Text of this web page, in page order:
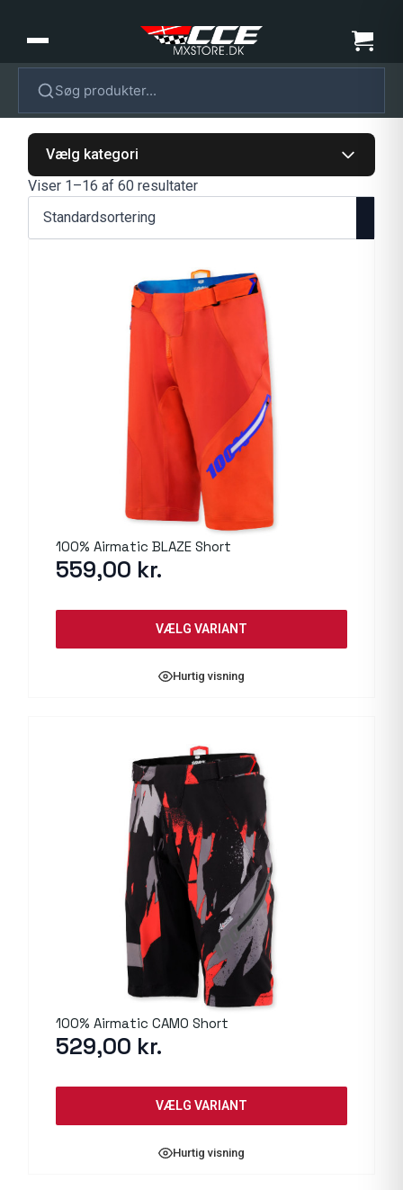
Søg produkter...
Vælg kategori
Viser 1–16 af 60 resultater
100% Airmatic BLAZE Short
559,00 kr.
VÆLG VARIANT
Hurtig visning
100% Airmatic CAMO Short
529,00 kr.
VÆLG VARIANT
Hurtig visning